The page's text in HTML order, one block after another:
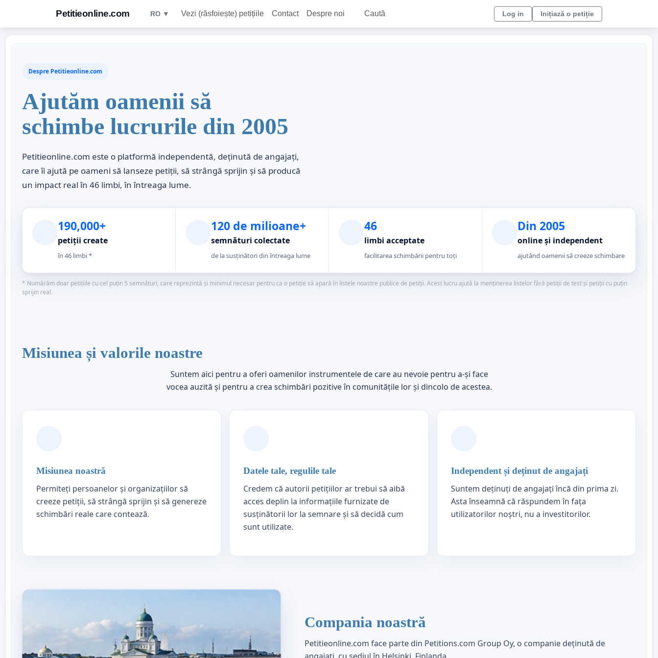
Petitieonline.com RO ▼ Vezi (răsfoiește) petițiile Contact Despre noi Caută Log in Inițiază o petiție
Despre Petitieonline.com
Ajutăm oamenii să
schimbe lucrurile din 2005
Petitieonline.com este o platformă independentă, deținută de angajați,
care îi ajută pe oameni să lanseze petiții, să strângă sprijin și să producă
un impact real în 46 limbi, în întreaga lume.
190,000+
petiții create
în 46 limbi *
120 de milioane+
semnături colectate
de la susținători din întreaga lume
46
limbi acceptate
facilitarea schimbării pentru toți
Din 2005
online și independent
ajutând oamenii să creeze schimbare
* Numărăm doar petițiile cu cel puțin 5 semnături, care reprezintă și minimul necesar pentru ca o petiție să apară în listele noastre publice de petiții. Acest lucru ajută la menținerea listelor fără petiții de test și petiții cu puțin
sprijin real.
Misiunea și valorile noastre
Suntem aici pentru a oferi oamenilor instrumentele de care au nevoie pentru a-și face
vocea auzită și pentru a crea schimbări pozitive în comunitățile lor și dincolo de acestea.
Misiunea noastră
Permiteți persoanelor și organizațiilor să
creeze petiții, să strângă sprijin și să genereze
schimbări reale care contează.
Datele tale, regulile tale
Credem că autorii petițiilor ar trebui să aibă
acces deplin la informațiile furnizate de
susținătorii lor la semnare și să decidă cum
sunt utilizate.
Independent și deținut de angajați
Suntem deținuți de angajați încă din prima zi.
Asta înseamnă că răspundem în fața
utilizatorilor noștri, nu a investitorilor.
Compania noastră
Petitieonline.com face parte din Petitions.com Group Oy, o companie deținută de
angajați, cu sediul în Helsinki, Finlanda.